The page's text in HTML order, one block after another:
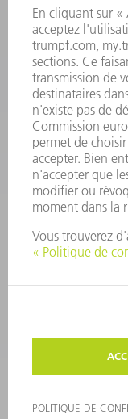
MENTIONS LÉGALES
COPYRIGHT ET DROIT